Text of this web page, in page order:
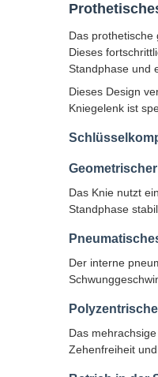
Das prothetische
Dieses
Standphase und
Dieses Design
Kniegelenk ist
Das Knie nutzt
Standphase
Der interne
Das
Zehenfreiheit